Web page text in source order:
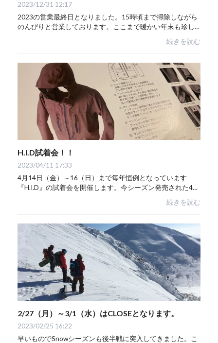
2023/12/31 12:17
2023の営業最終日となりました。15時頃まで掃除しながら
のんびりと営業しております。ここまで暖かい年末も珍し
い。。そしてここまで雪のない年末も。。お正月休みは山
続きを読む
H.I.D試着会！！
2023/04/11 17:33
4月14日（金）～16（日）まで毎年恒例となっています
『H.I.D』の試着会を開催します。今シーズン発売された4色
に加え、来期は新色が2色追加され全6色展開。残念ながら
続きを読む
2/27（月）～3/1（水）はCLOSEとなります。
2023/02/25 16:22
早いものでSnowシーズンも後半戦に突入してきました。こ